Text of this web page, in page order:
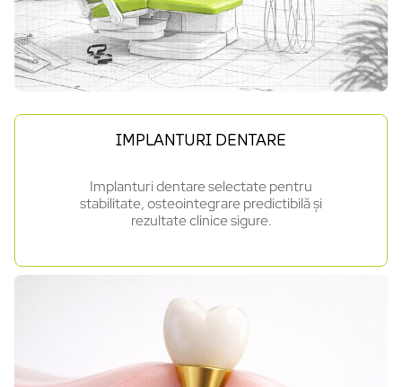
IMPLANTURI DENTARE
Implanturi dentare selectate pentru
stabilitate, osteointegrare predictibilă și
rezultate clinice sigure.